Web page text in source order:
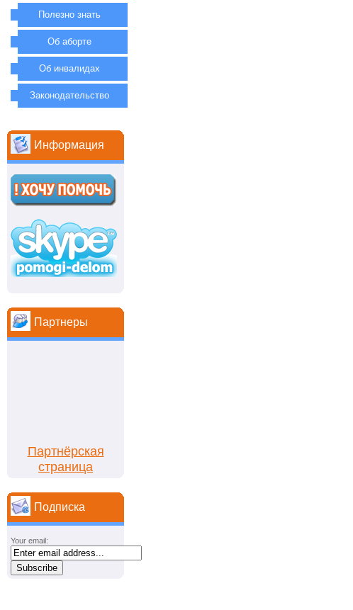
Полезно знать
Об аборте
Об инвалидах
Законодательство
Информация
Партнеры
Партнёрская
страница
Подписка
Your email: